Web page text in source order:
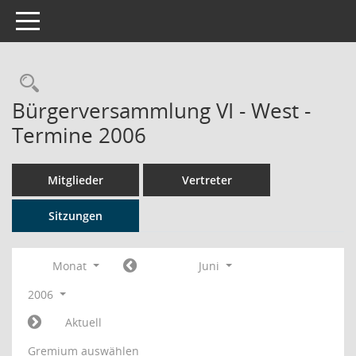
Toggle navigation
Rechercheauswahl
Bürgerversammlung VI - West -
Termine 2006
Mitglieder Vertreter
Sitzungen
Monat
Juni
2006
Aktuell
Gremium auswählen